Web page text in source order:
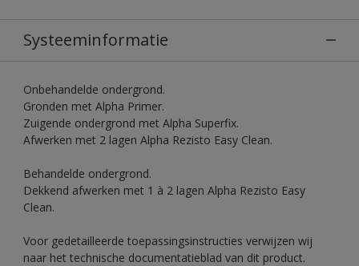
Systeeminformatie
Onbehandelde ondergrond.
Gronden met Alpha Primer.
Zuigende ondergrond met Alpha Superfix.
Afwerken met 2 lagen Alpha Rezisto Easy Clean.
Behandelde ondergrond.
Dekkend afwerken met 1 à 2 lagen Alpha Rezisto Easy
Clean.
Voor gedetailleerde toepassingsinstructies verwijzen wij
naar het technische documentatieblad van dit product.